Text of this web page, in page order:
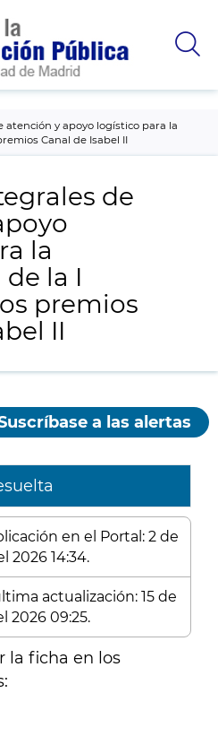
atención y apoyo logístico para la
Canal de Isabel II
de
la
la I
premios
II
a las alertas
en el Portal: 2 de
2026 14:34.
actualización: 15 de
2026 09:25.
la ficha en los